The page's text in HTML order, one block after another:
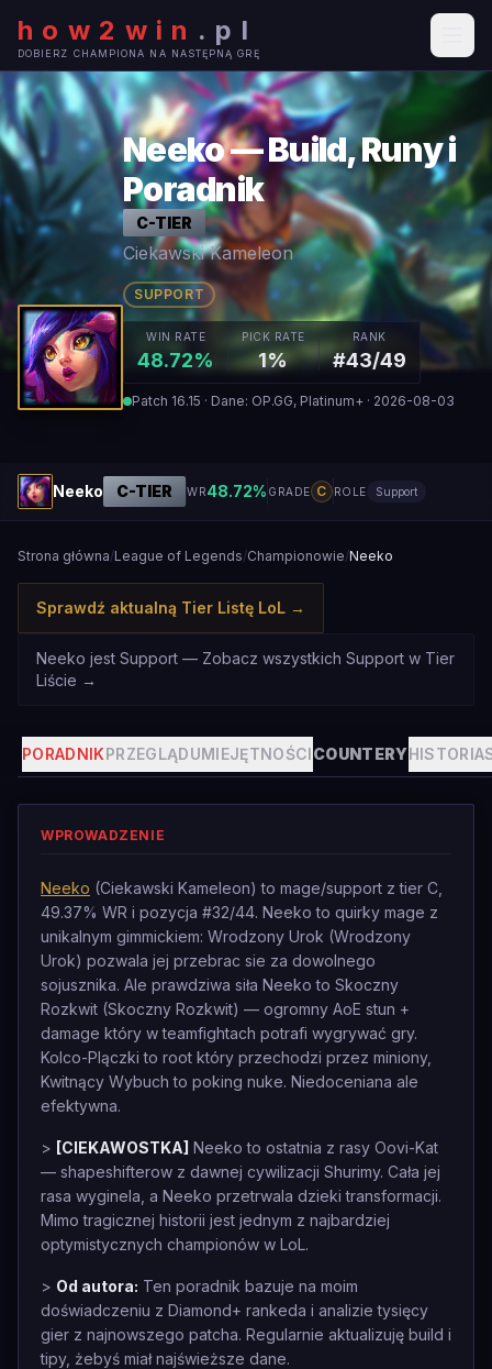
how2win . pl
DOBIERZ CHAMPIONA NA NASTĘPNĄ GRĘ
Neeko — Build, Runy i
Poradnik
C-TIER
Ciekawski Kameleon
SUPPORT
WIN RATE
48.72%
PICK RATE
1%
RANK
#43/49
Patch 16.15 · Dane: OP.GG, Platinum+ · 2026-08-03
Neeko C-TIER WR48.72% GRADE C ROLE Support
Strona główna/League of Legends/Championowie/Neeko
Sprawdź aktualną Tier Listę LoL →
Neeko jest Support — Zobacz wszystkich Support w Tier
Liście →
PORADNIKPRZEGLĄDUMIEJĘTNOŚCICOUNTERYHISTORIA
WPROWADZENIE
Neeko (Ciekawski Kameleon) to mage/support z tier C,
49.37% WR i pozycja #32/44. Neeko to quirky mage z
unikalnym gimmickiem: Wrodzony Urok (Wrodzony
Urok) pozwala jej przebrac sie za dowolnego
sojusznika. Ale prawdziwa siła Neeko to Skoczny
Rozkwit (Skoczny Rozkwit) — ogromny AoE stun +
damage który w teamfightach potrafi wygrywać gry.
Kolco-Plączki to root który przechodzi przez miniony,
Kwitnący Wybuch to poking nuke. Niedoceniana ale
efektywna.
> [CIEKAWOSTKA] Neeko to ostatnia z rasy Oovi-Kat
— shapeshifterow z dawnej cywilizacji Shurimy. Cała jej
rasa wyginela, a Neeko przetrwala dzieki transformacji.
Mimo tragicznej historii jest jednym z najbardziej
optymistycznych championów w LoL.
> Od autora: Ten poradnik bazuje na moim
doświadczeniu z Diamond+ rankeda i analizie tysięcy
gier z najnowszego patcha. Regularnie aktualizuję build i
tipy, żebyś miał najświeższe dane.